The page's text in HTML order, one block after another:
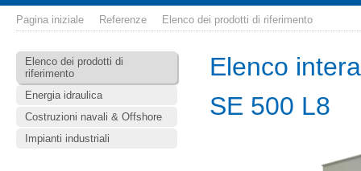
Pagina iniziale Referenze Elenco dei prodotti di riferimento
Elenco dei prodotti di
riferimento
Energia idraulica
Costruzioni navali & Offshore
Impianti industriali
Elenco
SE 500 L8